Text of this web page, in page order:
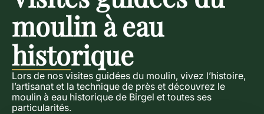
moulin à eau
historique
Lors de nos visites guidées du moulin, vivez l’histoire,
l’artisanat et la technique de près et découvrez le
moulin à eau historique de Birgel et toutes ses
particularités.